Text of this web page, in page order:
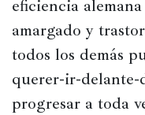
eficiencia
amargado y
todos los demás
querer-ir-delante-
progresar a toda